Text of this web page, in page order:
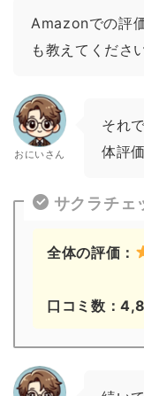
Amazonでの評
も教えてくださ
おにいさん
それ
体評
サクラチェ
全体の評価：
口コミ数：